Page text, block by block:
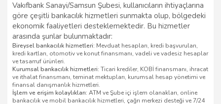
Vakıfbank Sanayi/Samsun Şubesi, kullanıcıların ihtiyaçlarına
göre çeşitli bankacılık hizmetleri sunmakta olup, bölgedeki
ekonomik faaliyetleri desteklemektedir. Bu hizmetler
arasında şunlar bulunmaktadır:
Bireysel bankacılık hizmetleri: Mevduat hesapları, kredi başvuruları,
kredi kartları, otomotiv ve konut finansmanı, vadeli ve vadesiz hesaplar
ve tasarruf ürünleri.
Kurumsal bankacılık hizmetleri: Ticari krediler, KOBİ finansmanı, ihracat
ve ithalat finansmanı, teminat mektupları, kurumsal hesap yönetimi ve
finansal danışmanlık hizmetleri.
İşlem ve erişim kolaylıkları: ATM ve Şube içi işlem olanakları, online
bankacılık ve mobil bankacılık hizmetleri, çağrı merkezi desteği ve 7/24